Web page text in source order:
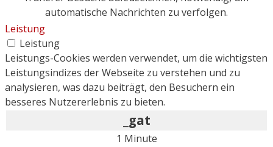
automatische Nachrichten zu verfolgen.
Leistung
Leistung
Leistungs-Cookies werden verwendet, um die wichtigsten
Leistungsindizes der Webseite zu verstehen und zu
analysieren, was dazu beiträgt, den Besuchern ein
besseres Nutzererlebnis zu bieten.
_gat
1 Minute